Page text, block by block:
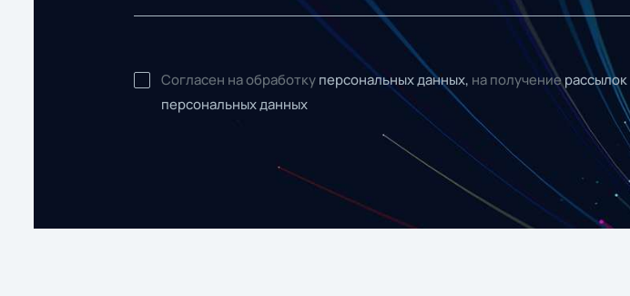
Согласен на обработку персональных данных, на получениерассылок
персональных данных